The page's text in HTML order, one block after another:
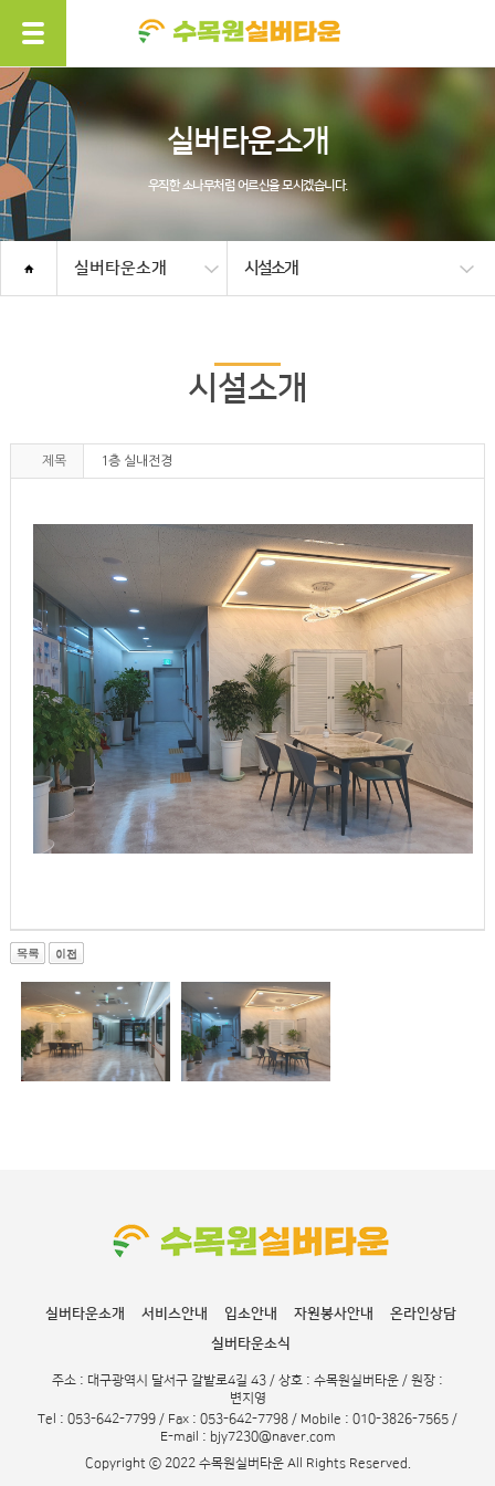
실버타운소개
우직한 소나무처럼 어르신을 모시겠습니다.
실버타운소개 시설소개
시설소개
제목 1층 실내전경
실버타운소개 서비스안내 입소안내 자원봉사안내
온라인상담
실버타운소식
주소 : 대구광역시 달서구 갈밭로4길 43 / 상호 : 수목원실버타운 / 원장 :
변지영
Tel : 053-642-7799 / Fax : 053-642-7798 / Mobile : 010-3826-7565 /
E-mail : bjy7230@naver.com
Copyright ⓒ 2022 수목원실버타운 All Rights Reserved.